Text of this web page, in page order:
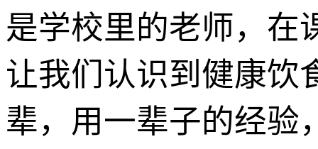
是学校里的老师，在
让我们认识到健康饮
辈，用一辈子的经验